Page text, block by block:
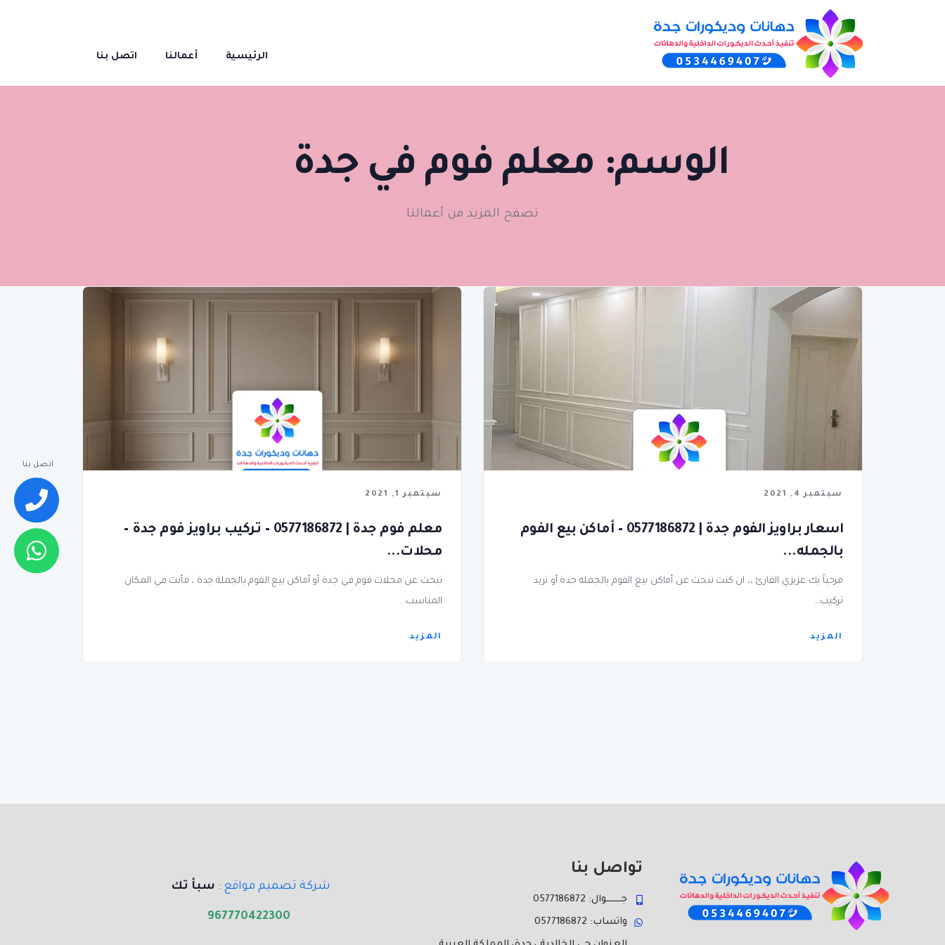
الرئيسية أعمالنا اتصل بنا
الوسم: معلم فوم في جدة
تصفح المزيد من أعمالنا
سبتمبر 4, 2021
اسعار براويز الفوم جدة | 0577186872 – أماكن بيع الفوم
بالجمله...
مرحباً بك عزيزي القارئ ،، ان كنت تبحث عن أماكن بيع الفوم بالجمله جدة أو تريد
تركيب...
المزيد
سبتمبر 1, 2021
معلم فوم جدة | 0577186872 – تركيب براويز فوم جدة –
محلات...
تبحث عن محلات فوم في جدة أو أماكن بيع الفوم بالجملة جدة ، فأنت في المكان
المناسب...
المزيد
تواصل بنا
جـــــــوال: 0577186872
واتساب: 0577186872
شركة تصميم مواقع : سبأ تك
967770422300
اتصل بنا